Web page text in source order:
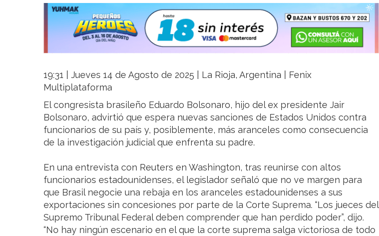
19:31 | Jueves 14 de Agosto de 2025 | La Rioja, Argentina | Fenix
Multiplataforma
El congresista brasileño Eduardo Bolsonaro, hijo del ex presidente Jair
Bolsonaro, advirtió que espera nuevas sanciones de Estados Unidos contra
funcionarios de su país y, posiblemente, más aranceles como consecuencia
de la investigación judicial que enfrenta su padre.
En una entrevista con Reuters en Washington, tras reunirse con altos
funcionarios estadounidenses, el legislador señaló que no ve margen para
que Brasil negocie una rebaja en los aranceles estadounidenses a sus
exportaciones sin concesiones por parte de la Corte Suprema. “Los jueces del
Supremo Tribunal Federal deben comprender que han perdido poder”, dijo.
“No hay ningún escenario en el que la corte suprema salga victoriosa de todo